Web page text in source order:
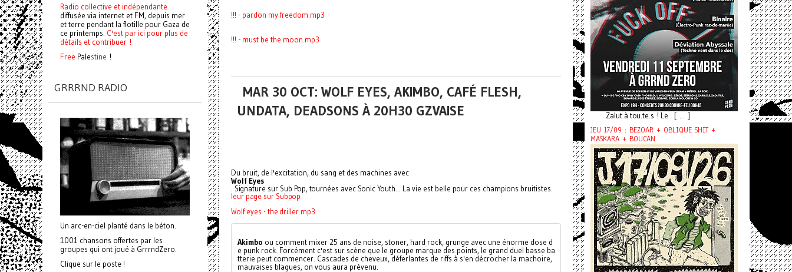
!!! - pardon my freedom.mp3
!!! - must be the moon.mp3
MAR 30 OCT: WOLF EYES, AKIMBO, CAFÉ FLESH,
UNDATA, DEADSONS À 20H30 GZVAISE
Du bruit, de l'excitation, du sang et des machines avec
Wolf Eyes
. Signature sur Sub Pop, tournées avec Sonic Youth... La vie est belle pour ces champions bruitistes.
leur page sur Subpop
Wolf eyes - the driller.mp3
Akimbo ou comment mixer 25 ans de noise, stoner, hard rock, grunge avec une énorme dose d
e punk rock. Forcément c'est sur scène que le groupe marque des points, le grand duel basse ba
tterie peut commencer. Cascades de cheveux, déferlantes de riffs à s'en décrocher la machoire,
mauvaises blagues, on vous aura prévenu.
Radio collective et indépendante
diffusée via internet et FM, depuis mer
et terre pendant la flotille pour Gaza de
ce printemps. C'est par ici pour plus de
détails et contribuer !
Free Palestine !
GRRRND RADIO
Un arc-en-ciel planté dans le béton.
1001 chansons offertes par les
groupes qui ont joué à GrrrndZero.
Clique sur le poste !
Zalut à tou.te.s ! Le [ ... ]
JEU 17/09 : BEZOAR + OBLIQUE SHIT +
MASKARA + BOUCAN